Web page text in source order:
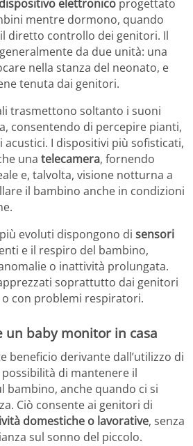
dispositivo elettronico progettato
mentre dormono, quando
diretto controllo dei genitori. Il
da due unità: una
nella stanza del neonato, e
tenuta dai genitori.
trasmettono soltanto i suoni
consentendo di percepire pianti,
acustici. I dispositivi più sofisticati,
una telecamera, fornendo
e, talvolta, visione notturna a
il bambino anche in condizioni
evoluti dispongono di sensori
e il respiro del bambino,
o inattività prolungata.
soprattutto dai genitori
con problemi respiratori.
un baby monitor in casa
beneficio derivante dall’utilizzo di
di mantenere il
bambino, anche quando ci si
Ciò consente ai genitori di
domestiche o lavorative, senza
sul sonno del piccolo.